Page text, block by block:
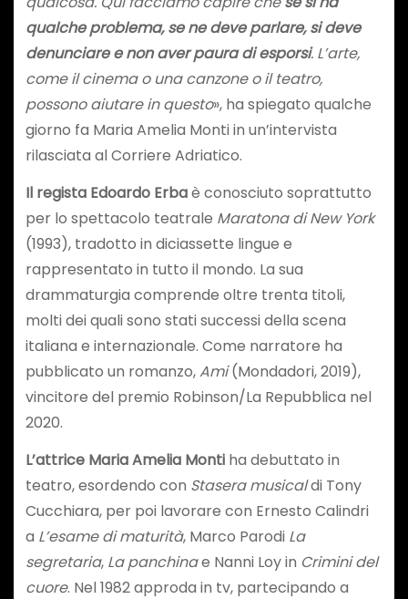
qualche problema, se ne deve parlare, si deve
denunciare e non aver paura di esporsi. L’arte,
come il cinema o una canzone o il teatro,
possono aiutare in questo», ha spiegato qualche
giorno fa Maria Amelia Monti in un’intervista
rilasciata al Corriere Adriatico.
Il regista Edoardo Erbaè conosciuto soprattutto
per lo spettacolo teatrale Maratona di New York
(1993), tradotto in diciassette lingue e
rappresentato in tutto il mondo. La sua
drammaturgia comprende oltre trenta titoli,
molti dei quali sono stati successi della scena
italiana e internazionale. Come narratore ha
pubblicato un romanzo,Ami(Mondadori, 2019),
vincitore del premio Robinson/La Repubblica nel
2020.
L’attrice Maria Amelia Montiha debuttato in
teatro, esordendo con Stasera musicaldi Tony
Cucchiara, per poi lavorare con Ernesto Calindri
a L’esame di maturità, Marco Parodi La
segretaria, La panchinae Nanni Loy in Crimini del
cuore. Nel 1982 approda in tv, partecipando a